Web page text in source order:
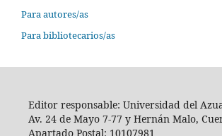
Para autores/as
Para bibliotecarios/as
Editor responsable: Universidad del
Av. 24 de Mayo 7-77 y Hernán Malo,
Apartado Postal: 10107981